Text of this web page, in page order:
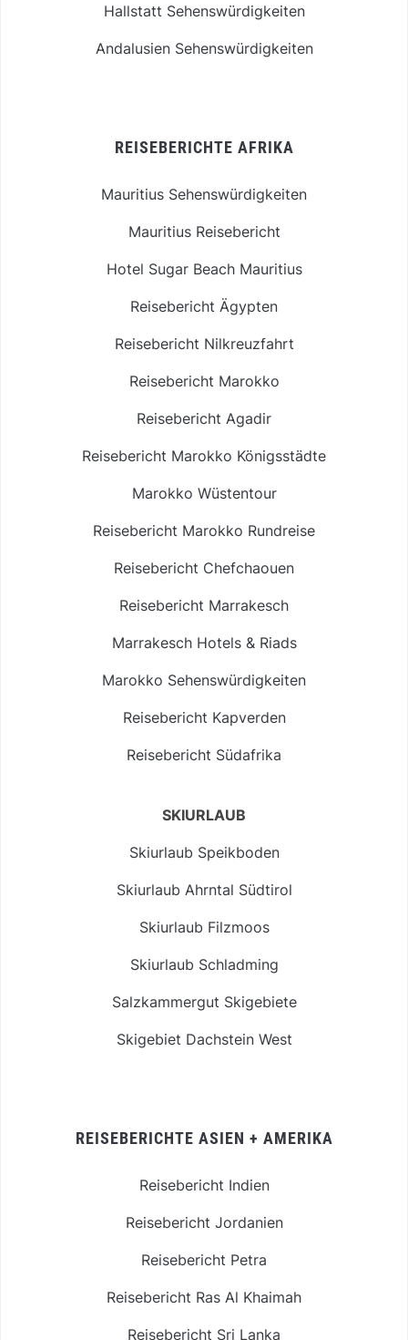
Hallstatt Sehenswürdigkeiten
Andalusien Sehenswürdigkeiten
REISEBERICHTE AFRIKA
Mauritius Sehenswürdigkeiten
Mauritius Reisebericht
Hotel Sugar Beach Mauritius
Reisebericht Ägypten
Reisebericht Nilkreuzfahrt
Reisebericht Marokko
Reisebericht Agadir
Reisebericht Marokko Königsstädte
Marokko Wüstentour
Reisebericht Marokko Rundreise
Reisebericht Chefchaouen
Reisebericht Marrakesch
Marrakesch Hotels & Riads
Marokko Sehenswürdigkeiten
Reisebericht Kapverden
Reisebericht Südafrika
SKIURLAUB
Skiurlaub Speikboden
Skiurlaub Ahrntal Südtirol
Skiurlaub Filzmoos
Skiurlaub Schladming
Salzkammergut Skigebiete
Skigebiet Dachstein West
REISEBERICHTE ASIEN + AMERIKA
Reisebericht Indien
Reisebericht Jordanien
Reisebericht Petra
Reisebericht Ras Al Khaimah
Reisebericht Sri Lanka